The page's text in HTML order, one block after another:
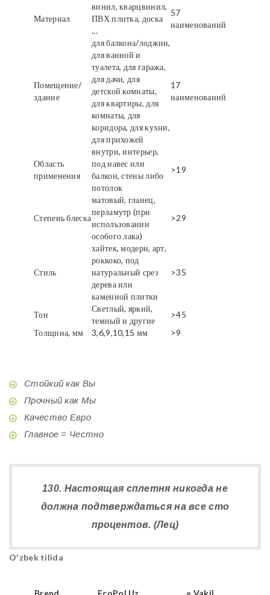
Материал
винил, кварцвинил,
ПВХ плитка, доска
...
57
наименований
Помещение/
здание
для балкона/лоджии,
для ванной и
туалета, для гаража,
для дачи, для
детской комнаты,
для квартиры, для
комнаты, для
коридора, для кухни,
для прихожей
17
наименований
Область
применения
внутри, интерьер,
под навес или
балкон, стены либо
потолок
>19
Степень блеска
матовый, гланец,
перламутр (при
использовании
особого лака)
>29
Стиль
хайтек, модерн, арт,
роккоко, под
натуральный срез
дерева или
каменной плитки
>35
Тон
Светлый, яркий,
темный и другие
>45
Толщина, мм
3,6,9,10,15 мм >9
Стойкий как Вы
Прочный как Мы
Качество Евро
Главное = Честно
130. Настоящая сплетня никогда не
должна подтверждаться на все сто
процентов. (Лец)
O'zbek tilida
Brend EcoPol.Uz = Vakil